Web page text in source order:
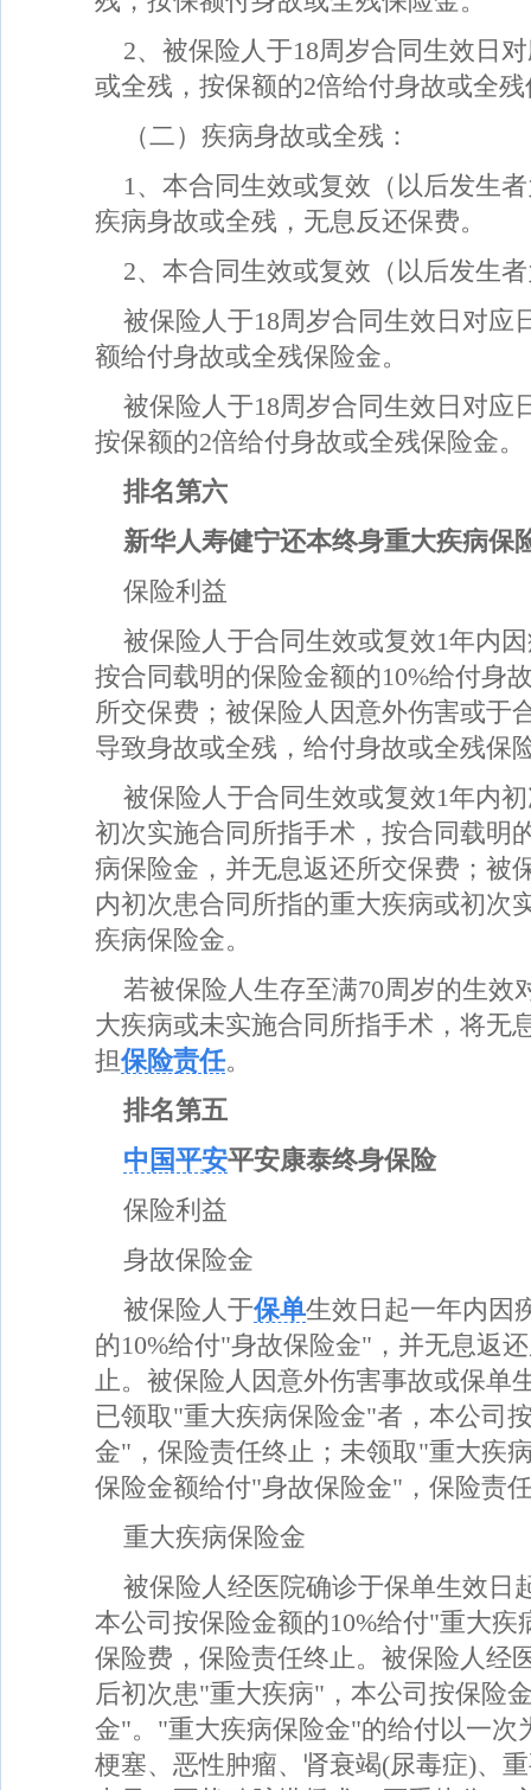
2、被保险人于18周岁合同生效日
或全残，按保额的2倍给付身故或全
（二）疾病身故或全残：
1、本合同生效或复效（以后发生
疾病身故或全残，无息反还保费。
2、本合同生效或复效（以后发生
被保险人于18周岁合同生效日对应
额给付身故或全残保险金。
被保险人于18周岁合同生效日对应
按保额的2倍给付身故或全残保险金。
排名第六
新华人寿健宁还本终身重大疾病保
保险利益
被保险人于合同生效或复效1年内
按合同载明的保险金额的10%给付身
所交保费；被保险人因意外伤害或于
导致身故或全残，给付身故或全残保
被保险人于合同生效或复效1年内
初次实施合同所指手术，按合同载明
病保险金，并无息返还所交保费；被
内初次患合同所指的重大疾病或初次
疾病保险金。
若被保险人生存至满70周岁的生效
大疾病或未实施合同所指手术，将无
担保险责任。
排名第五
中国平安平安康泰终身保险
保险利益
身故保险金
被保险人于保单生效日起一年内因
的10%给付"身故保险金"，并无息返
止。被保险人因意外伤害事故或保单
已领取"重大疾病保险金"者，本公司
金"，保险责任终止；未领取"重大疾
保险金额给付"身故保险金"，保险责
重大疾病保险金
被保险人经医院确诊于保单生效日
本公司按保险金额的10%给付"重大
保险费，保险责任终止。被保险人经
后初次患"重大疾病"，本公司按保险
金"。"重大疾病保险金"的给付以一次
梗塞、恶性肿瘤、肾衰竭(尿毒症)、